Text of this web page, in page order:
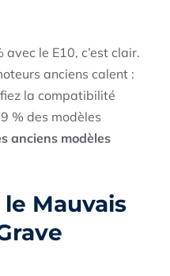
avec le E10, c’est clair.
anciens calent :
la compatibilité
% des modèles
anciens modèles
le Mauvais